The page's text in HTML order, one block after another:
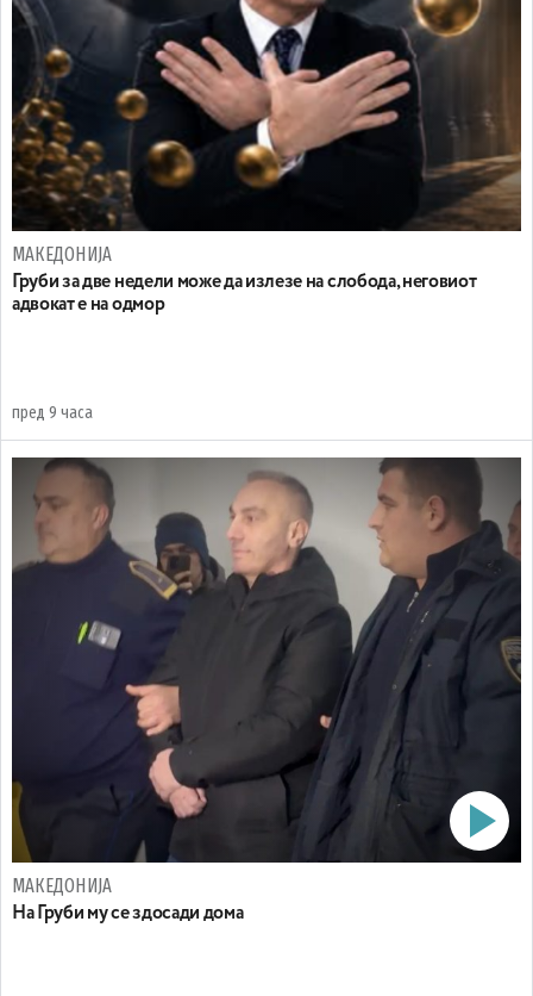
МАКЕДОНИЈА
Груби за две недели може да излезе на слобода, неговиот
адвокат е на одмор
пред 9 часа
МАКЕДОНИЈА
На Груби му се здосади дома